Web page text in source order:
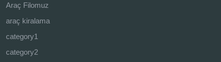
Araç Filomuz
araç kiralama
category1
category2